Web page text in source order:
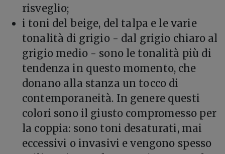
risveglio;
i toni del beige, del talpa e le varie
tonalità di grigio - dal grigio chiaro al
grigio medio - sono le tonalità più di
tendenza in questo momento, che
donano alla stanza un tocco di
contemporaneità. In genere questi
colori sono il giusto compromesso per
la coppia: sono toni desaturati, mai
eccessivi o invasivi e vengono spesso